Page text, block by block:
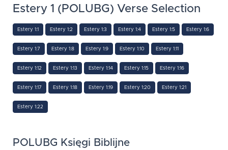
Estery 1 (POLUBG) Verse Selection
Estery 1:1 Estery 1:2 Estery 1:3 Estery 1:4 Estery 1:5 Estery 1:6
Estery 1:7 Estery 1:8 Estery 1:9 Estery 1:10 Estery 1:11
Estery 1:12 Estery 1:13 Estery 1:14 Estery 1:15 Estery 1:16
Estery 1:17 Estery 1:18 Estery 1:19 Estery 1:20 Estery 1:21
Estery 1:22
POLUBG Księgi Biblijne